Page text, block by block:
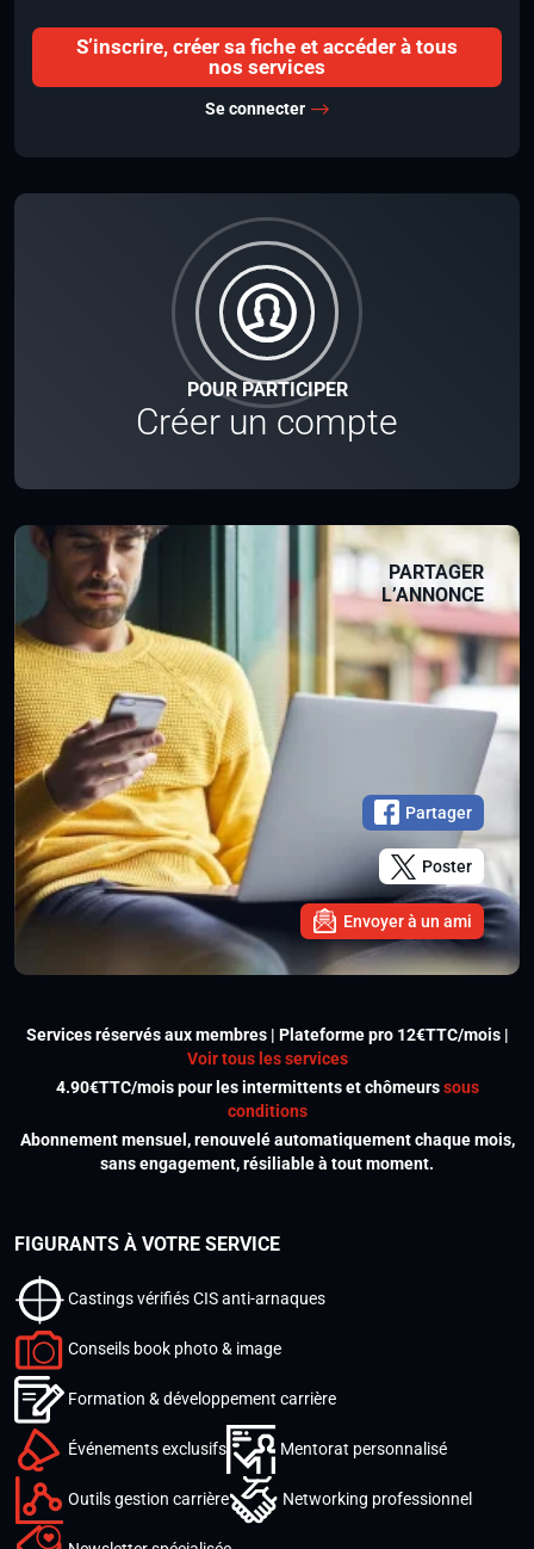
POUR PARTICIPER
Créer un compte
PARTAGER
L’ANNONCE
Partager
Poster
Envoyer à un ami
S’inscrire, créer sa fiche et accéder à tous
nos services
Se connecter
Services réservés aux membres | Plateforme pro 12€TTC/mois |
Voir tous les services
4.90€TTC/mois pour les intermittents et chômeurssous
conditions
Abonnement mensuel, renouvelé automatiquement chaque mois,
sans engagement, résiliable à tout moment.
FIGURANTS À VOTRE SERVICE
Castings vérifiés CIS anti-arnaques
Conseils book photo & image
Formation & développement carrière
Événements exclusifs Mentorat personnalisé
Outils gestion carrière Networking professionnel